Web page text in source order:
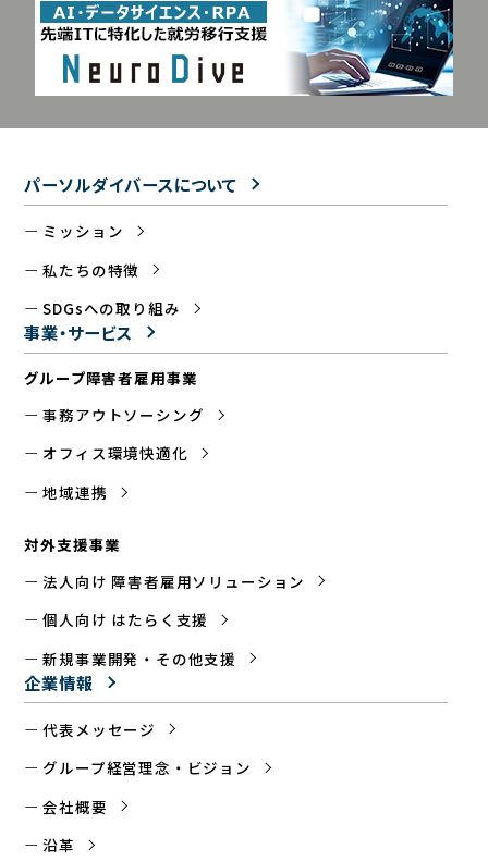
パーソルダイバースについて
ミッション
私たちの特徴
SDGsへの取り組み
事業・サービス
グループ障害者雇用事業
事務アウトソーシング
オフィス環境快適化
地域連携
対外支援事業
法人向け 障害者雇用ソリューション
個人向け はたらく支援
新規事業開発・その他支援
企業情報
代表メッセージ
グループ経営理念・ビジョン
会社概要
沿革